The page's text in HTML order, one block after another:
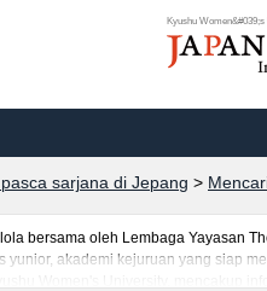
Kyushu
sarjana di Jepang >
bersama oleh Lembaga Yayasan
yunior, akademi kejuruan yang siap
Women's University, mencakup